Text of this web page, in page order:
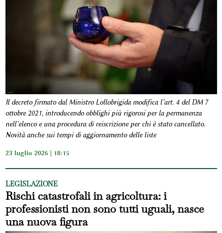
Il decreto firmato dal Ministro Lollobrigida modifica l’art. 4 del DM 7
ottobre 2021, introducendo obblighi più rigorosi per la permanenza
nell’elenco e una procedura di reiscrizione per chi è stato cancellato.
Novità anche sui tempi di aggiornamento delle liste
23 luglio 2026 | 18:15
LEGISLAZIONE
Rischi catastrofali in agricoltura: i
professionisti non sono tutti uguali, nasce
una nuova figura